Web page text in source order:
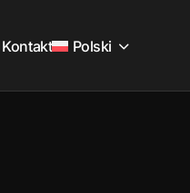
Kontakt Polski